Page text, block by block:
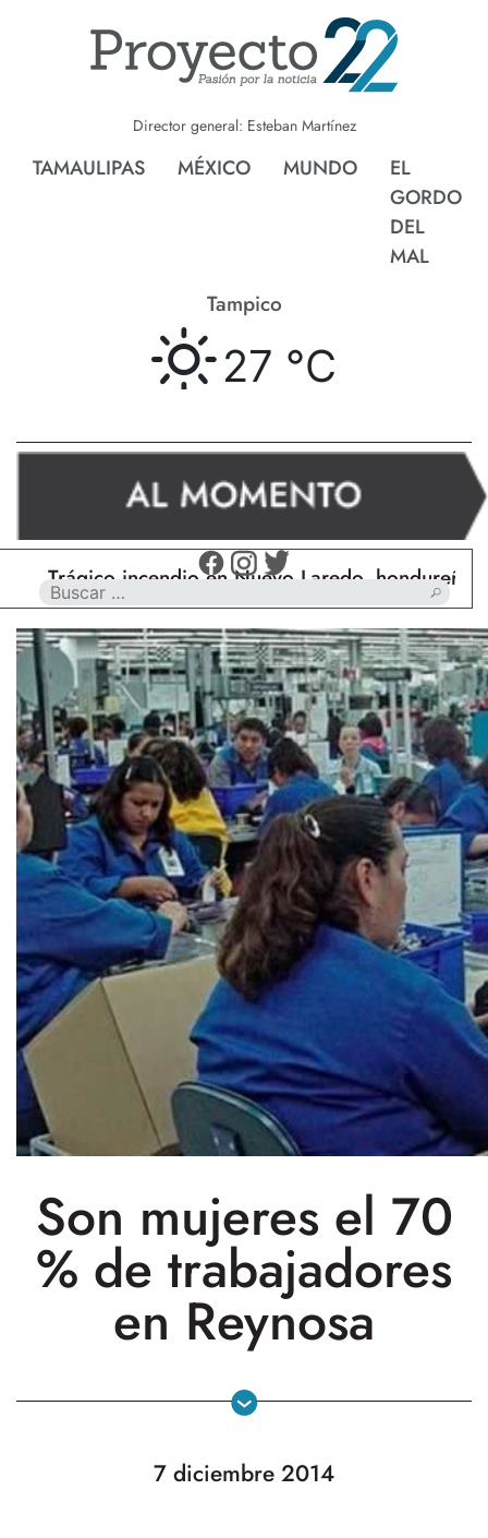
Director general: Esteban Martínez
TAMAULIPAS MÉXICO MUNDO
EL
GORDO
DEL
MAL
Tampico
27 °C
Trágico incendio en Nuevo Laredo, hondureño
Son mujeres el 70
% de trabajadores
en Reynosa
7 diciembre 2014